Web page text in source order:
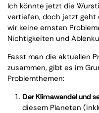
Ich könnte jetzt die
vertiefen, doch jetzt geht
wir keine ernsten
Nichtigkeiten und
Fasst man die aktuellen
zusammen, gibt es im
Problemthemen:
Der Klimawandel und
diesem Planeten